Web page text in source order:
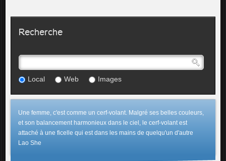
Recherche
Local Web Images
Une femme, c'est comme un cerf-volant. Malgré ses belles couleurs,
et son balancement harmonieux dans le ciel, le cerf-volant est
attaché à une ficelle qui est dans les mains de quelqu'un d'autre
Lao She